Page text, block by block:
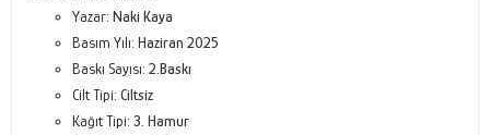
Yazar: Naki Kaya
Basım Yılı: Haziran 2025
Baskı Sayısı: 2.Baskı
Cilt Tipi: Ciltsiz
Kağıt Tipi: 3. Hamur